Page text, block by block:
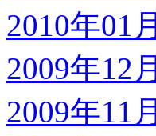
2010年01月
2009年12月
2009年11月